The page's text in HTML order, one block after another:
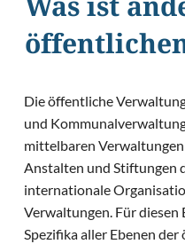
Was ist
Die öffentliche
und
mittelbaren
Anstalten und Stiftungen
internationale
Verwaltungen. Für diesen
Spezifika aller Ebenen